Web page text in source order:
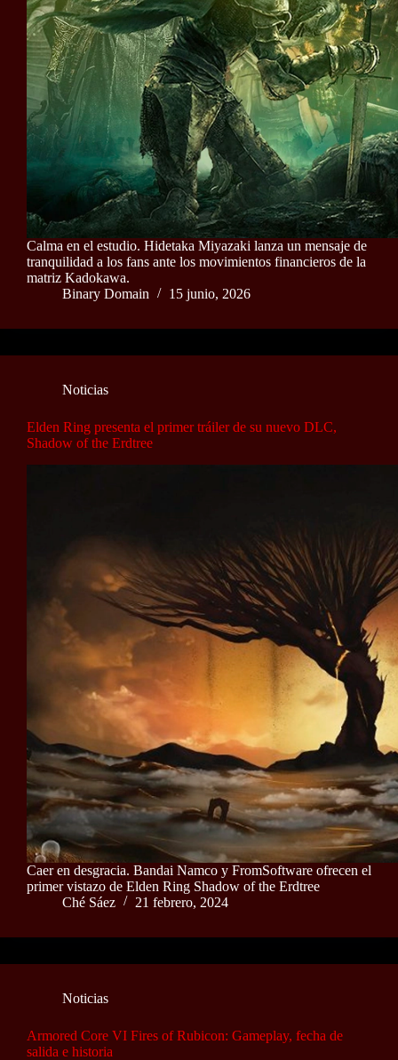
Calma en el estudio. Hidetaka Miyazaki lanza un mensaje de
tranquilidad a los fans ante los movimientos financieros de la
matriz Kadokawa.
Binary Domain
15 junio, 2026
Noticias
Elden Ring presenta el primer tráiler de su nuevo DLC,
Shadow of the Erdtree
Caer en desgracia. Bandai Namco y FromSoftware ofrecen el
primer vistazo de Elden Ring Shadow of the Erdtree
Ché Sáez
21 febrero, 2024
Noticias
Armored Core VI Fires of Rubicon: Gameplay, fecha de
salida e historia